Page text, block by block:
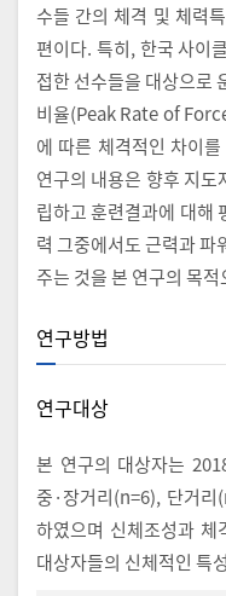
수들 간의 체격 및 체력
편이다. 특히, 한국 사이
접한 선수들을 대상으로
비율(Peak Rate of
에 따른 체격적인 차이
연구의 내용은 향후 지
립하고 훈련결과에 대해
력 그중에서도 근력과 파
주는 것을 본 연구의 목적
연구방법
연구대상
본 연구의 대상자는
중·장거리(n=6), 단거
하였으며 신체조성과
대상자들의 신체적인 특